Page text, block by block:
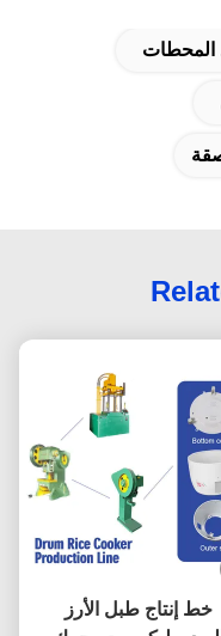
المحطات
خط إنتاج طبل الأرز